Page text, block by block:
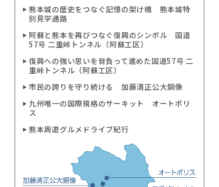
熊本城の歴史をつなぐ記憶の架け橋 熊本城特
別見学通路
阿蘇と熊本を再びつなぐ復興のシンボル 国道
57号 二重峠トンネル（阿蘇工区）
復興への強い思いを背負って進めた国道57号 二
重峠トンネル（阿蘇工区）
市民の誇りを守り続ける 加藤清正公大銅像
九州唯一の国際規格のサーキット オートポリ
ス
熊本周遊グルメドライブ紀行